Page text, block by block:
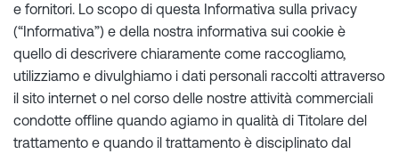
e fornitori. Lo scopo di questa Informativa sulla privacy
(“Informativa”) e della nostra informativa sui cookie è
quello di descrivere chiaramente come raccogliamo,
utilizziamo e divulghiamo i dati personali raccolti attraverso
il sito internet o nel corso delle nostre attività commerciali
condotte offline quando agiamo in qualità di Titolare del
trattamento e quando il trattamento è disciplinato dal